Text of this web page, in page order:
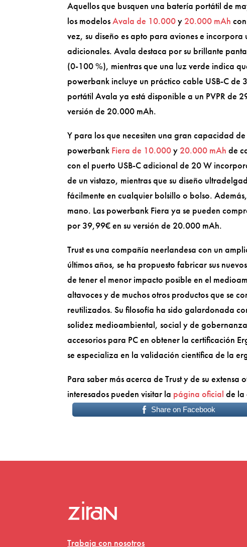
Aquellos que busquen una batería portátil de
los modelosAvala de 10.000y 20.000 mAh
vez, su diseño es apto para aviones e incorpora
adicionales. Avala destaca por su brillante
(0-100 %), mientras que una luz verde indica
powerbank incluye un práctico cable USB-C de
portátil Avala ya está disponible a un PVPR de
versión de 20.000 mAh.
Y para los que necesiten una gran capacidad
powerbank Fiera de 10.000y 20.000 mAh de
con el puerto USB-C adicional de 20 W
de un vistazo, mientras que su diseño
fácilmente en cualquier bolsillo o bolso.
mano. Las powerbank Fiera ya se pueden
por 39,99€ en su versión de 20.000 mAh.
Trust es una compañía neerlandesa con un
últimos años, se ha propuesto fabricar sus
de tener el menor impacto posible en el
altavoces y de muchos otros productos que se
reutilizados. Su filosofía ha sido galardonada
solidez medioambiental, social y de
accesorios para PC en obtener la certificación
se especializa en la validación científica de la
Para saber más acerca de Trust y de su
interesados pueden visitar la página oficial de la
Share on Facebook
Trabaja con nosotros